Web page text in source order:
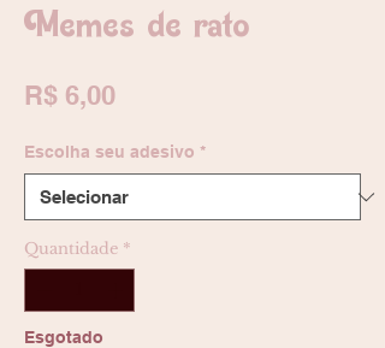
Memes de rato
R$ 6,00Preço
Escolha seu adesivo *
Quantidade *
Esgotado